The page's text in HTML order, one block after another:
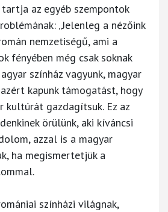
az egyéb szempontok
„Jelenleg a nézőink
nemzetiségű, ami a
fényében még csak soknak
színház vagyunk, magyar
kapunk támogatást, hogy
kultúrát gazdagítsuk. Ez az
örülünk, aki kíváncsi
azzal is a magyar
ha megismertetjük a
színházi világnak,